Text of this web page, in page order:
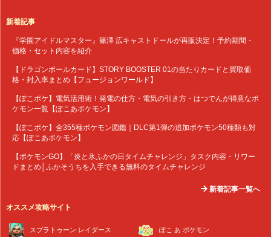
新着記事
『学園アイドルマスター』篠澤 広キャストドールが再販決定！予約期間・
価格・セット内容を紹介
【ドラゴンボールカード】STORY BOOSTER 01の当たりカードと買取価
格・封入率まとめ【フュージョンワールド】
【ぽこポケ】電気活用術！発電の仕方・電気の引き方・はつでんが得意なポ
ケモン一覧【ぽこあポケモン】
【ぽこポケ】全355種ポケモン図鑑｜DLC第1弾の追加ポケモン50種類も対
応【ぽこあポケモン】
【ポケモンGO】「炎と氷ふかの日タイムチャレンジ」タスク内容・リワー
ドまとめ│ふかそうちを入手できる無料のタイムチャレンジ
新着記事一覧へ
オススメ攻略サイト
スプラトゥーン レイダース ぽこ あ ポケモン